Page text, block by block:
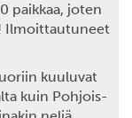
paikkaa, joten
Ilmoittautuneet
kuuluvat
kuin Pohjois-